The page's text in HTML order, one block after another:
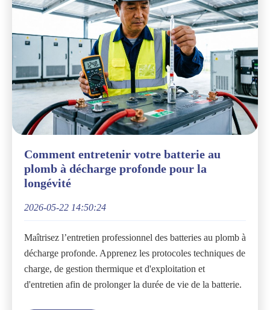
Comment entretenir votre batterie au
plomb à décharge profonde pour la
longévité
2026-05-22 14:50:24
Maîtrisez l’entretien professionnel des batteries au plomb à
décharge profonde. Apprenez les protocoles techniques de
charge, de gestion thermique et d'exploitation et
d'entretien afin de prolonger la durée de vie de la batterie.